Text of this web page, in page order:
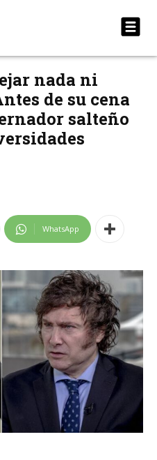
nada ni
de su cena
salteño
WhatsApp